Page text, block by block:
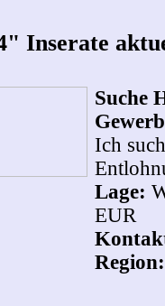
Inserate
Suche
Ich
Lage:
EUR
Region: